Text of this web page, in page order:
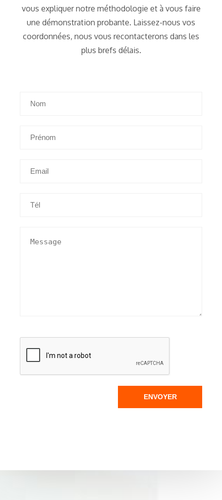
vous expliquer notre méthodologie et à vous faire
une démonstration probante. Laissez-nous vos
coordonnées, nous vous recontacterons dans les
plus brefs délais.
ENVOYER